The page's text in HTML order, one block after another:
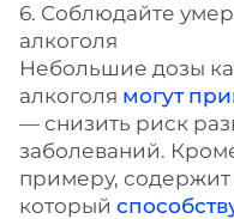
6. Соблюдайте
алкоголя
Небольшие дозы
алкоголя могут
— снизить риск
заболеваний.
примеру, содержит
который